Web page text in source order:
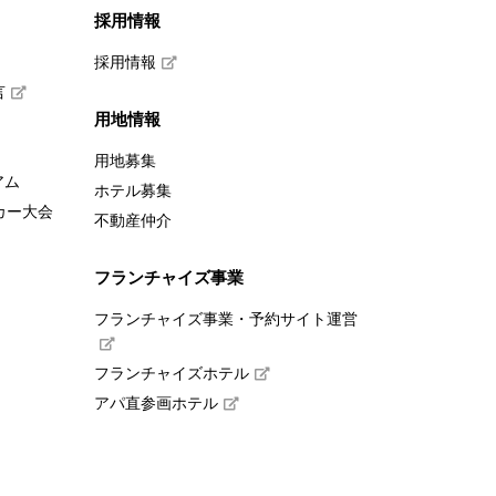
ム
ー大会
採用情報
採用情報
用地情報
用地募集
ホテル募集
不動産仲介
フランチャイズ事業
フランチャイズ事業・予約サイト運営
フランチャイズホテル
アパ直参画ホテル